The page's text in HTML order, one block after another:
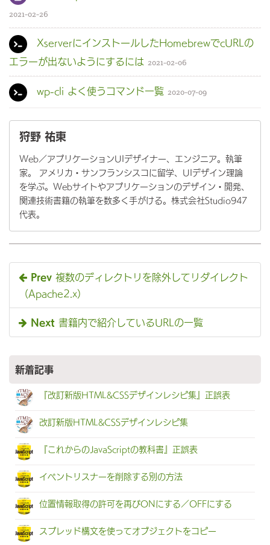
2021-02-26
XserverにインストールしたHomebrewでcURLの
エラーが出ないようにするには 2021-02-06
wp-cli よく使うコマンド一覧 2020-07-09
狩野 祐東
Web／アプリケーションUIデザイナー、エンジニア。執筆
家。 アメリカ・サンフランシスコに留学、UIデザイン理論
を学ぶ。Webサイトやアプリケーションのデザイン・開発、
関連技術書籍の執筆を数多く手がける。株式会社Studio947
代表。
Prev 複数のディレクトリを除外してリダイレクト
（Apache2.x）
Next 書籍内で紹介しているURLの一覧
新着記事
『改訂新版HTML&CSSデザインレシピ集』正誤表
改訂新版HTML&CSSデザインレシピ集
『これからのJavaScriptの教科書』正誤表
イベントリスナーを削除する別の方法
位置情報取得の許可を再びONにする／OFFにする
スプレッド構文を使ってオブジェクトをコピー